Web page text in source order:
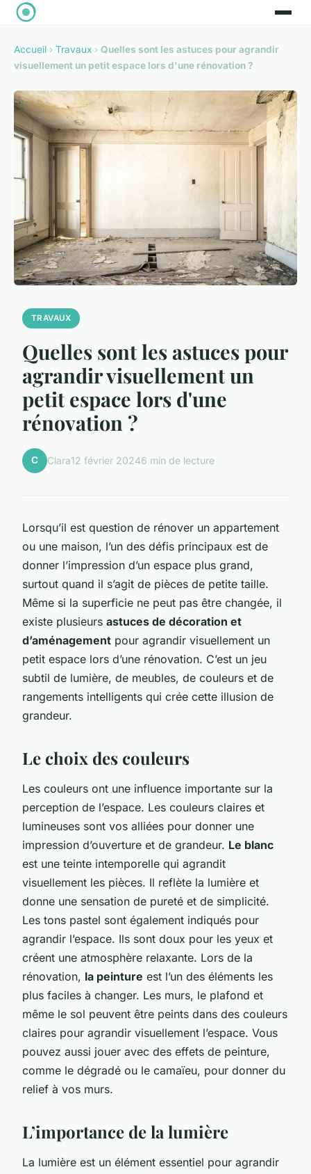
Accueil › Travaux › Quelles sont les astuces pour agrandir
visuellement un petit espace lors d'une rénovation ?
TRAVAUX
Quelles sont les astuces pour
agrandir visuellement un
petit espace lors d'une
rénovation ?
C Clara12 février 20246 min de lecture
Lorsqu’il est question de rénover un appartement
ou une maison, l’un des défis principaux est de
donner l’impression d’un espace plus grand,
surtout quand il s’agit de pièces de petite taille.
Même si la superficie ne peut pas être changée, il
existe plusieurs astuces de décoration et
d’aménagement pour agrandir visuellement un
petit espace lors d’une rénovation. C’est un jeu
subtil de lumière, de meubles, de couleurs et de
rangements intelligents qui crée cette illusion de
grandeur.
Le choix des couleurs
Les couleurs ont une influence importante sur la
perception de l’espace. Les couleurs claires et
lumineuses sont vos alliées pour donner une
impression d’ouverture et de grandeur. Le blanc
est une teinte intemporelle qui agrandit
visuellement les pièces. Il reflète la lumière et
donne une sensation de pureté et de simplicité.
Les tons pastel sont également indiqués pour
agrandir l’espace. Ils sont doux pour les yeux et
créent une atmosphère relaxante. Lors de la
rénovation, la peinture est l’un des éléments les
plus faciles à changer. Les murs, le plafond et
même le sol peuvent être peints dans des couleurs
claires pour agrandir visuellement l’espace. Vous
pouvez aussi jouer avec des effets de peinture,
comme le dégradé ou le camaïeu, pour donner du
relief à vos murs.
L’importance de la lumière
La lumière est un élément essentiel pour agrandir